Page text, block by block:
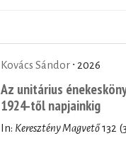
Kovács Sándor ∙ 2026
Az unitárius
1924-től napjainkig
In: Keresztény Magvető132